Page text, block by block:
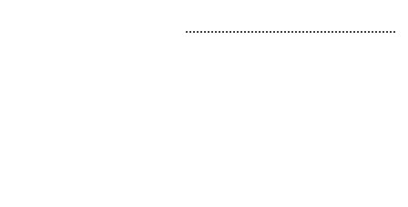
..........................................................